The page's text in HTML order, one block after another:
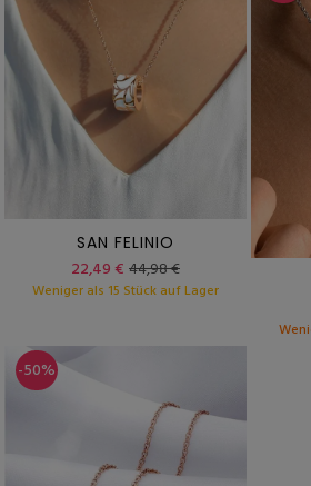
SAN FELINIO
22,49 € 44,98 €
Weniger als 15 Stück auf Lager
-50%